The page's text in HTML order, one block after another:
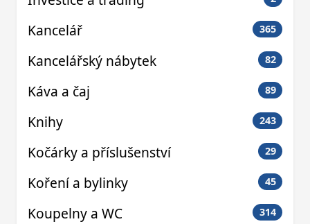
Kancelář 365
Kancelářský nábytek 82
Káva a čaj 89
Knihy 243
Kočárky a příslušenství 29
Koření a bylinky 45
Koupelny a WC 314